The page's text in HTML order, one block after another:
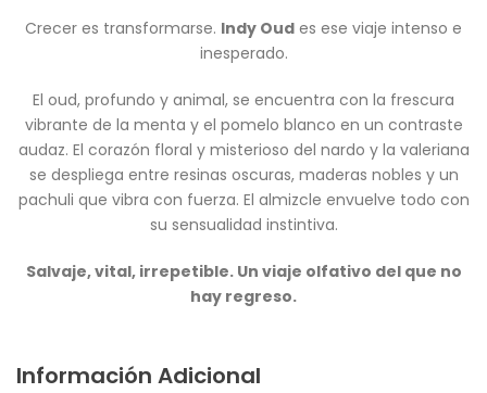
Crecer es transformarse. Indy Oud es ese viaje intenso e
inesperado.
El oud, profundo y animal, se encuentra con la frescura
vibrante de la menta y el pomelo blanco en un contraste
audaz. El corazón floral y misterioso del nardo y la valeriana
se despliega entre resinas oscuras, maderas nobles y un
pachuli que vibra con fuerza. El almizcle envuelve todo con
su sensualidad instintiva.
Salvaje, vital, irrepetible. Un viaje olfativo del que no
hay regreso.
Información Adicional